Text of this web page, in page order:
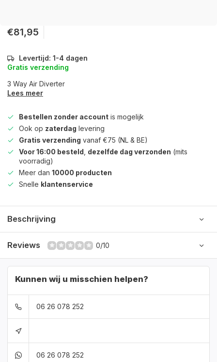
€81,95
Levertijd: 1-4 dagen
Gratis verzending
3 Way Air Diverter
Lees meer
Bestellen zonder account is mogelijk
Ook op zaterdag levering
Gratis verzending vanaf €75 (NL & BE)
Voor 16:00 besteld dezelfde dag verzonden (mits
voorradig)
Meer dan 10000 producten
Snelle klantenservice
Beschrijving
Reviews 0/10
Kunnen wij u misschien helpen?
06 26 078 252
06 26 078 252